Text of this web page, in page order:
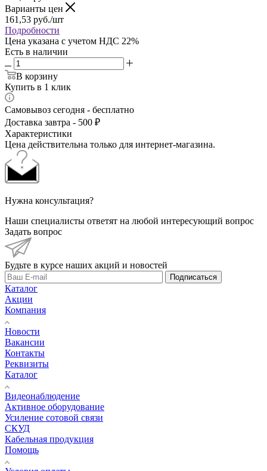
Варианты цен
161,53 руб./шт
Подробности
Цена указана с учетом НДС 22%
Есть в наличии
В корзину
Купить в 1 клик
Самовывоз сегодня - бесплатно
Доставка завтра - 500 ₽
Характеристики
Цена действительна только для интернет-магазина.
Нужна консультация?
Наши специалисты ответят на любой интересующий вопрос
Задать вопрос
Будьте в курсе наших акций и новостей
Подписаться
Каталог
Акции
Компания
Новости
Вакансии
Контакты
Реквизиты
Каталог
Видеонаблюдение
Активное оборудование
Усиление сотовой связи
СКУД
Кабельная продукция
Помощь